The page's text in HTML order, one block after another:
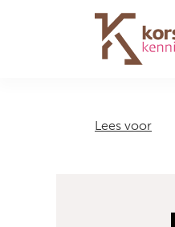
Navigation
Lees voor